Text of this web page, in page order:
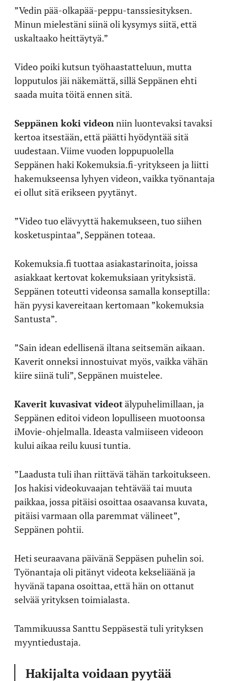
”Vedin pää-olkapää-peppu-tanssiesityksen.
Minun mielestäni siinä oli kysymys siitä, että
uskaltaako heittäytyä.”
Video poiki kutsun työhaastatteluun, mutta
lopputulos jäi näkemättä, sillä Seppänen ehti
saada muita töitä ennen sitä.
Seppänen koki videon niin luontevaksi tavaksi
kertoa itsestään, että päätti hyödyntää sitä
uudestaan. Viime vuoden loppupuolella
Seppänen haki Kokemuksia.fi-yritykseen ja liitti
hakemukseensa lyhyen videon, vaikka työnantaja
ei ollut sitä erikseen pyytänyt.
”Video tuo elävyyttä hakemukseen, tuo siihen
kosketuspintaa”, Seppänen toteaa.
Kokemuksia.fi tuottaa asiakastarinoita, joissa
asiakkaat kertovat kokemuksiaan yrityksistä.
Seppänen toteutti videonsa samalla konseptilla:
hän pyysi kavereitaan kertomaan ”kokemuksia
Santusta”.
”Sain idean edellisenä iltana seitsemän aikaan.
Kaverit onneksi innostuivat myös, vaikka vähän
kiire siinä tuli”, Seppänen muistelee.
Kaverit kuvasivat videotälypuhelimillaan, ja
Seppänen editoi videon lopulliseen muotoonsa
iMovie-ohjelmalla. Ideasta valmiiseen videoon
kului aikaa reilu kuusi tuntia.
”Laadusta tuli ihan riittävä tähän tarkoitukseen.
Jos hakisi videokuvaajan tehtävää tai muuta
paikkaa, jossa pitäisi osoittaa osaavansa kuvata,
pitäisi varmaan olla paremmat välineet”,
Seppänen pohtii.
Heti seuraavana päivänä Seppäsen puhelin soi.
Työnantaja oli pitänyt videota kekseliäänä ja
hyvänä tapana osoittaa, että hän on ottanut
selvää yrityksen toimialasta.
Tammikuussa Santtu Seppäsestä tuli yrityksen
myyntiedustaja.
Hakijalta voidaan pyytää